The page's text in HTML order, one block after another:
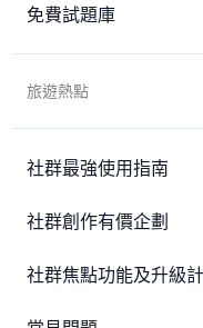
免費試題庫
旅遊熱點
社群最強使用指南
社群創作有價企劃
社群焦點功能及升級